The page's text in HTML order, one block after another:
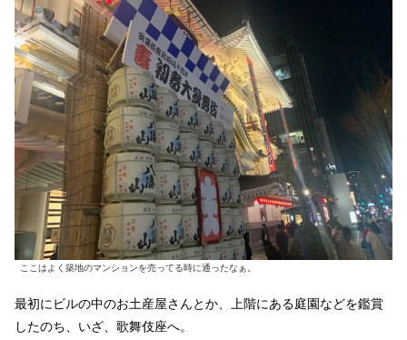
ここはよく築地のマンションを売ってる時に通ったなぁ。
最初にビルの中のお土産屋さんとか、上階にある庭園などを鑑賞
したのち、いざ、歌舞伎座へ。